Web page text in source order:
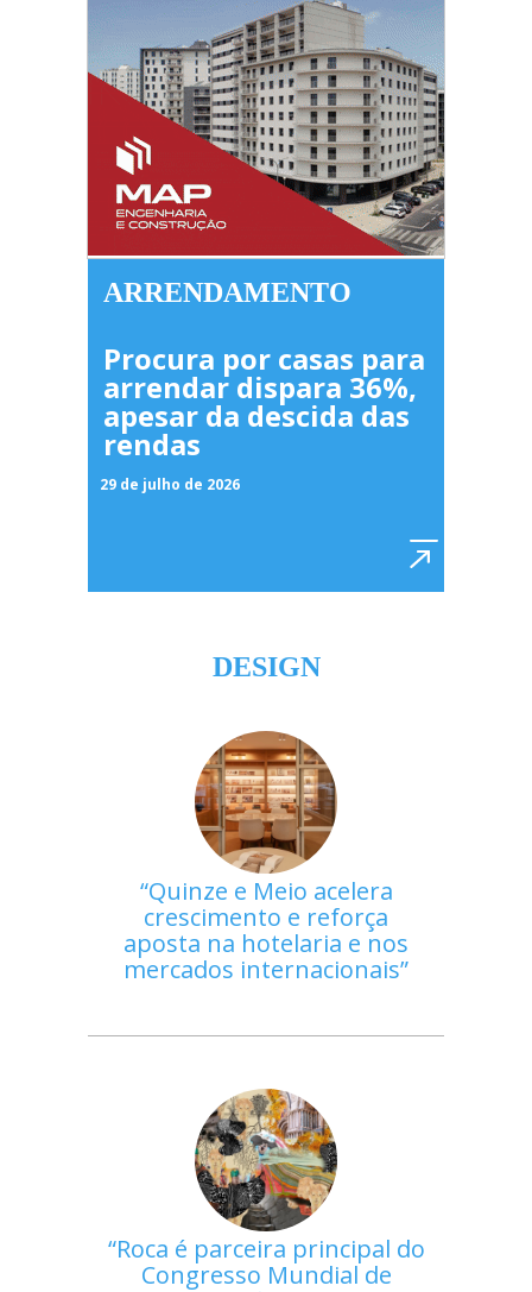
ARRENDAMENTO
Procura por casas para
arrendar dispara 36%,
apesar da descida das
rendas
29 de julho de 2026
DESIGN
Quinze e Meio acelera
crescimento e reforça
aposta na hotelaria e nos
mercados internacionais
Roca é parceira principal do
Congresso Mundial de